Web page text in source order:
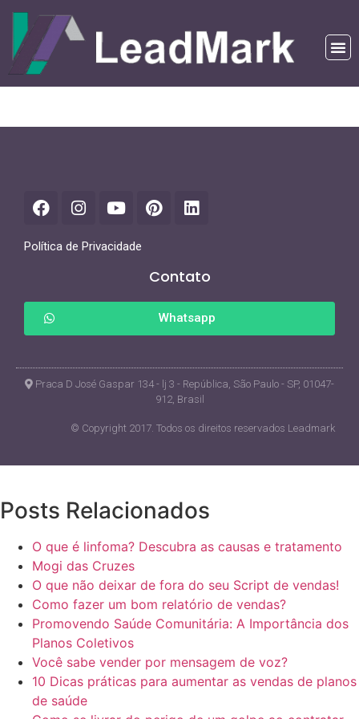
Política de Privacidade
Contato
Whatsapp
Praca D José Gaspar 134 - lj 3 - República, São Paulo - SP, 01047-
912, Brasil
© Copyright 2017. Todos os direitos reservados Leadmark
Posts Relacionados
O que é linfoma? Descubra as causas e tratamento
Mogi das Cruzes
O que não deixar de fora do seu Script de vendas!
Como fazer um bom relatório de vendas?
Promovendo Saúde Comunitária: A Importância dos
Planos Coletivos
Você sabe vender por mensagem de voz?
10 Dicas práticas para aumentar as vendas de planos
de saúde